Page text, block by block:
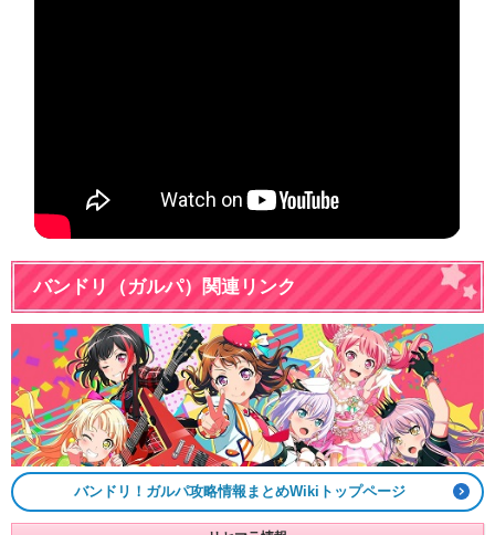
バンドリ（ガルパ）関連リンク
バンドリ！ガルパ攻略情報まとめWikiトップページ